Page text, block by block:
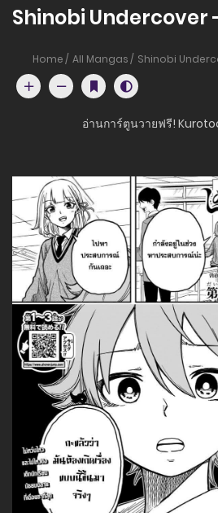
Shinobi Undercover
Home All Mangas Shinobi
อ่านการ์ตูนวายฟรี!